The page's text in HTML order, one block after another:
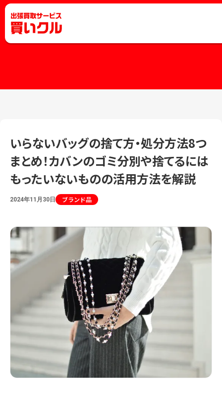
いらないバッグの捨て方・処分方法8つ
まとめ！カバンのゴミ分別や捨てるには
もったいないものの活用方法を解説
2024年11月30日 ブランド品